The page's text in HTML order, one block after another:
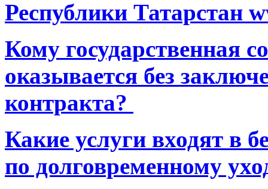
Республики Татарстан
Кому государственная
оказывается без
контракта?
Какие услуги входят в
по долговременному